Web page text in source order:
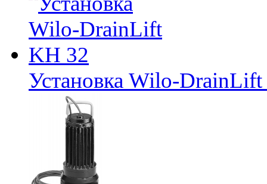
Установка Wilo-